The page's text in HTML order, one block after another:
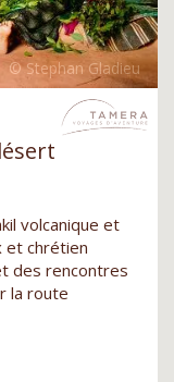
volcanique et
et chrétien
des rencontres
la route